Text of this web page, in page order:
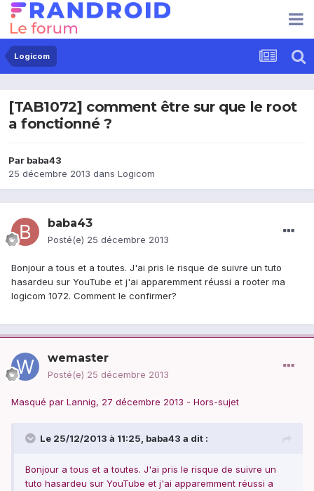
Logicom
[TAB1072] comment être sur que le root
a fonctionné ?
Par baba43
25 décembre 2013 dans Logicom
baba43
Posté(e) 25 décembre 2013
Bonjour a tous et a toutes. J'ai pris le risque de suivre un tuto
hasardeu sur YouTube et j'ai apparemment réussi a rooter ma
logicom 1072. Comment le confirmer?
wemaster
Posté(e) 25 décembre 2013
Masqué par Lannig, 27 décembre 2013 - Hors-sujet
Le 25/12/2013 à 11:25, baba43 a dit :
Bonjour a tous et a toutes. J'ai pris le risque de suivre un
tuto hasardeu sur YouTube et j'ai apparemment réussi a